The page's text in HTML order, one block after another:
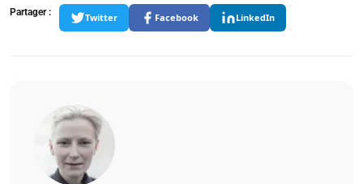
Partager : Twitter Facebook LinkedIn